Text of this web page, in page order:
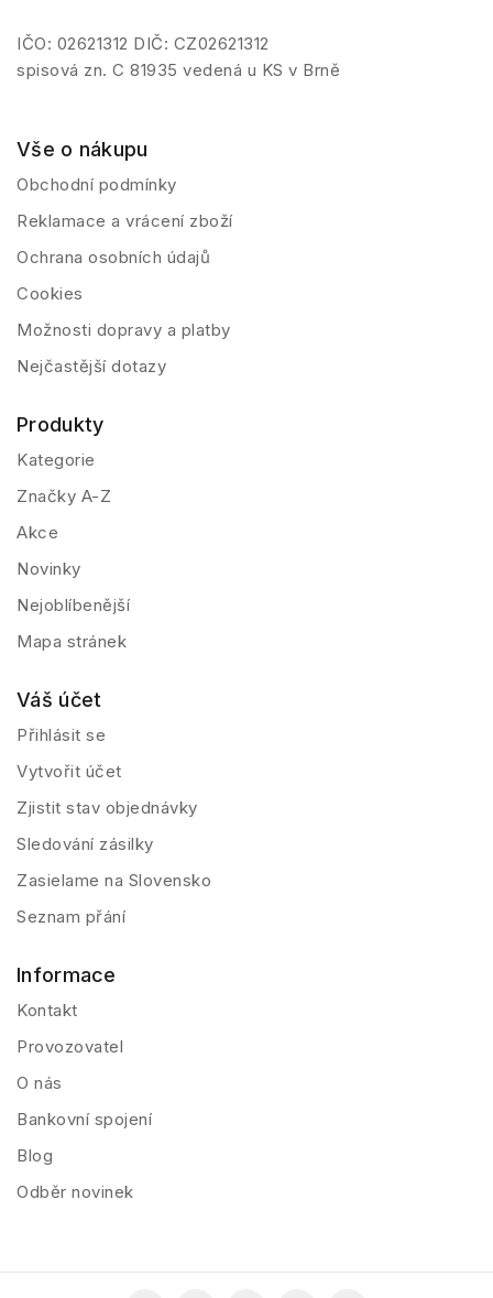
IČO: 02621312 DIČ: CZ02621312
spisová zn. C 81935 vedená u KS v Brně
Vše o nákupu
Obchodní podmínky
Reklamace a vrácení zboží
Ochrana osobních údajů
Cookies
Možnosti dopravy a platby
Nejčastější dotazy
Produkty
Kategorie
Značky A-Z
Akce
Novinky
Nejoblíbenější
Mapa stránek
Váš účet
Přihlásit se
Vytvořit účet
Zjistit stav objednávky
Sledování zásilky
Zasielame na Slovensko
Seznam přání
Informace
Kontakt
Provozovatel
O nás
Bankovní spojení
Blog
Odběr novinek